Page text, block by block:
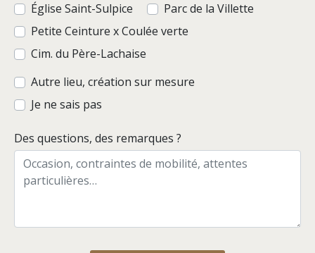
Église Saint-Sulpice
Parc de la Villette
Petite Ceinture x Coulée verte
Cim. du Père-Lachaise
Autre lieu, création sur mesure
Je ne sais pas
Des questions, des remarques ?